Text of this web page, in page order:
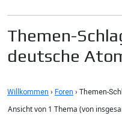
Themen-
deutsche
Willkommen › Foren › Themen-
Ansicht von 1 Thema (von